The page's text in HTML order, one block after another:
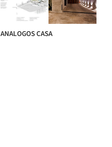
ANALOGOS CASA